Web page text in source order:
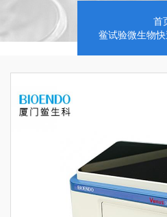
首
鲎试验微生物